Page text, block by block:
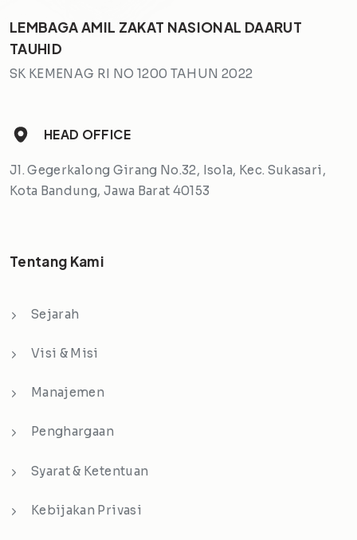
LEMBAGA AMIL ZAKAT NASIONAL DAARUT
TAUHID
SK KEMENAG RI NO 1200 TAHUN 2022
HEAD OFFICE
Jl. Gegerkalong Girang No.32, Isola, Kec. Sukasari,
Kota Bandung, Jawa Barat 40153
Tentang Kami
Sejarah
Visi & Misi
Manajemen
Penghargaan
Syarat & Ketentuan
Kebijakan Privasi